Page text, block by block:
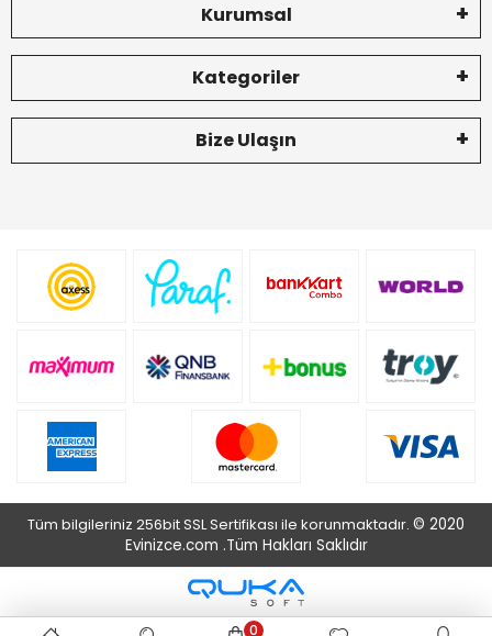
Kurumsal
Kategoriler
Bize Ulaşın
Tüm bilgileriniz 256bit SSL Sertifikası ile korunmaktadır. © 2020
Evinizce.com .Tüm Hakları Saklıdır
0